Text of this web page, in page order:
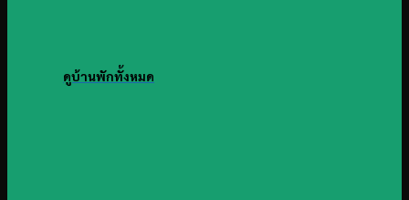
ดูบ้านพักทั้งหมด